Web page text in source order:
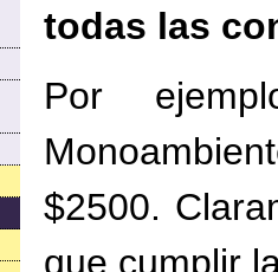
todas las
Por
$2500.
que cumplir